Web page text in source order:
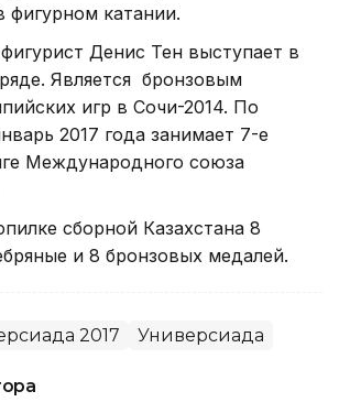
фигурном катании.
Денис Тен выступает в
Является бронзовым
игр в Сочи-2014. По
2017 года занимает 7-е
Международного союза
сборной Казахстана 8
и 8 бронзовых медалей.
2017 Универсиада